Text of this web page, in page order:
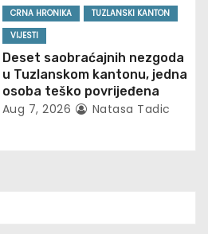
CRNA HRONIKA
TUZLANSKI KANTON
VIJESTI
Deset saobraćajnih nezgoda
u Tuzlanskom kantonu, jedna
osoba teško povrijeđena
Aug 7, 2026 Natasa Tadic